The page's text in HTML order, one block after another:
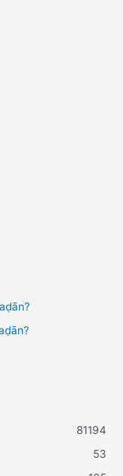
81194
53